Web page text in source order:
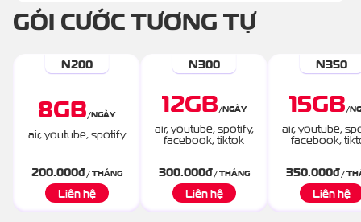
GÓI CƯỚC TƯƠNG TỰ
N200
8GB/NGÀY
air, youtube, spotify
200.000đ/ THÁNG
Liên hệ
N300
12GB/NGÀY
air, youtube, spotify,
facebook, tiktok
300.000đ/ THÁNG
Liên hệ
N350
15GB/
air, youtube,
facebook,
350.000đ/
Liên hệ